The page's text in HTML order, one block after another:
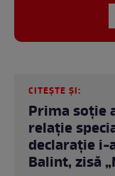
CITEȘTE ȘI:
Prima soție
relație
declarație
Balint, zisă